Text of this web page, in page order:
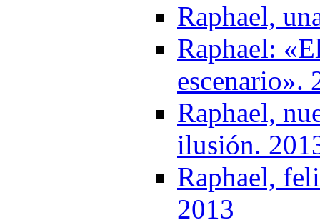
Raphael,
Raphael:
escenario».
Raphael,
ilusión.
Raphael,
2013